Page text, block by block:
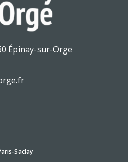
Épinay-sur-Orge
Saclay